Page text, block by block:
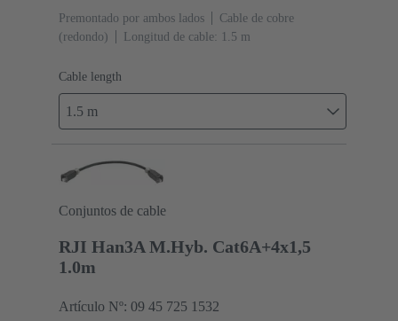
Premontado por ambos lados
Cable de cobre
(redondo)
Longitud de cable: 1.5 m
Cable length
1.5 m
Conjuntos de cable
RJI Han3A M.Hyb. Cat6A+4x1,5
1.0m
Artículo Nº: 09 45 725 1532